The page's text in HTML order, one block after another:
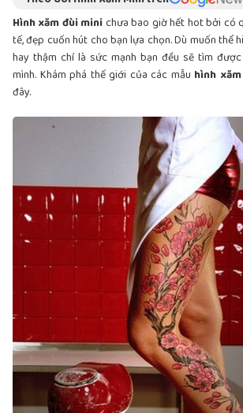
Hình xăm đùi minichưa bao giờ hết hot bởi có
tế, đẹp cuốn hút cho bạn lựa chọn. Dù muốn thể
hay thậm chí là sức mạnh bạn đều sẽ tìm
mình. Khám phá thế giới của các mẫu hình
đây.